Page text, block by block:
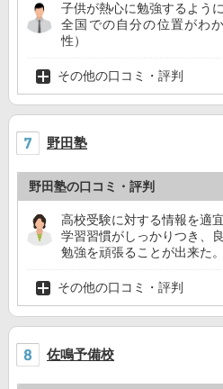
子供が熱心に勉強するよう
全国での自分の位置がわ
性）
その他の口コミ・評判
野田塾
野田塾の口コミ・評判
高校受験に対する情報を適
学習習慣がしっかりつき、
勉強を頑張ることが出来た
その他の口コミ・評判
佐鳴予備校